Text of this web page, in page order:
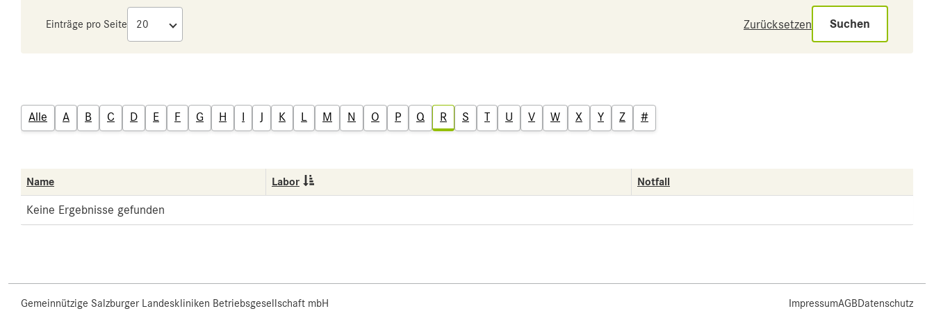
Einträge pro Seite Zurücksetzen Suchen
Alle A B C D E F G H I J K L M N O P Q R S T U V W X Y Z #
Name Labor Notfall
Keine Ergebnisse gefunden
Gemeinnützige Salzburger Landeskliniken Betriebsgesellschaft mbH ImpressumAGBDatenschutz